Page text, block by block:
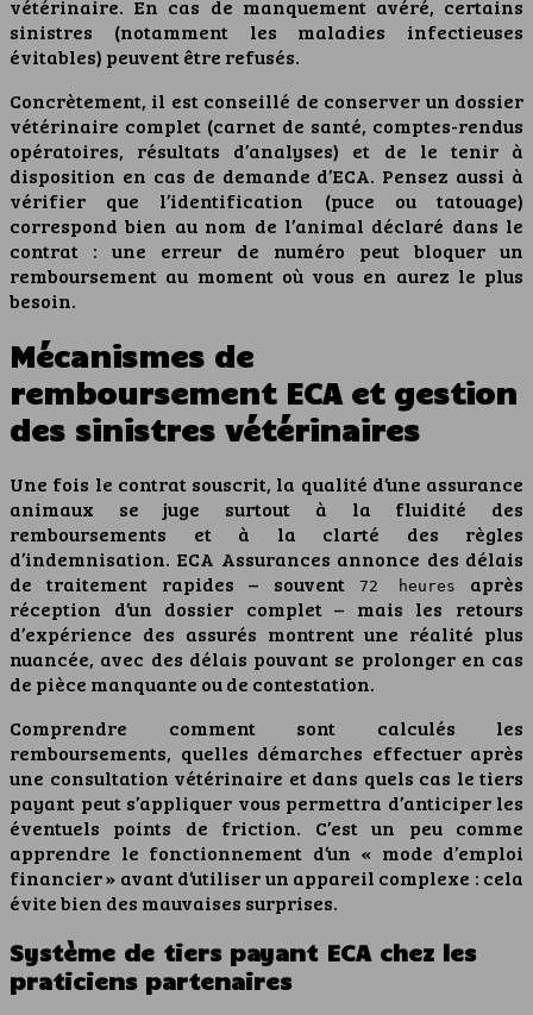
vétérinaire. En cas de manquement avéré, certains
sinistres (notamment les maladies infectieuses
évitables) peuvent être refusés.
Concrètement, il est conseillé de conserver un dossier
vétérinaire complet (carnet de santé, comptes-rendus
opératoires, résultats d’analyses) et de le tenir à
disposition en cas de demande d’ECA. Pensez aussi à
vérifier que l’identification (puce ou tatouage)
correspond bien au nom de l’animal déclaré dans le
contrat : une erreur de numéro peut bloquer un
remboursement au moment où vous en aurez le plus
besoin.
Mécanismes de
remboursement ECA et gestion
des sinistres vétérinaires
Une fois le contrat souscrit, la qualité d’une assurance
animaux se juge surtout à la fluidité des
remboursements et à la clarté des règles
d’indemnisation. ECA Assurances annonce des délais
de traitement rapides – souvent
72 heures
après
réception d’un dossier complet – mais les retours
d’expérience des assurés montrent une réalité plus
nuancée, avec des délais pouvant se prolonger en cas
de pièce manquante ou de contestation.
Comprendre comment sont calculés les
remboursements, quelles démarches effectuer après
une consultation vétérinaire et dans quels cas le tiers
payant peut s’appliquer vous permettra d’anticiper les
éventuels points de friction. C’est un peu comme
apprendre le fonctionnement d’un « mode d’emploi
financier » avant d’utiliser un appareil complexe : cela
évite bien des mauvaises surprises.
Système de tiers payant ECA chez les
praticiens partenaires